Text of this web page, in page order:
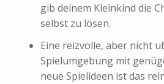
gib deinem Kleinkind die
selbst zu lösen.
Eine reizvolle, aber nicht
Spielumgebung mit
neue Spielideen ist das